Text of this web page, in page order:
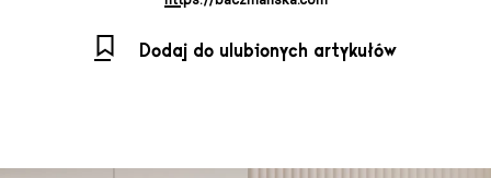
Dodaj do ulubionych artykułów